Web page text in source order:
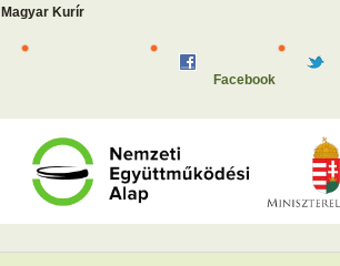
Magyar Kurír
Facebook